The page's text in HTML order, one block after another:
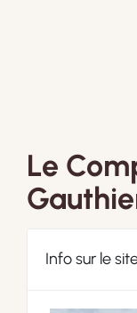
Le
Info sur le